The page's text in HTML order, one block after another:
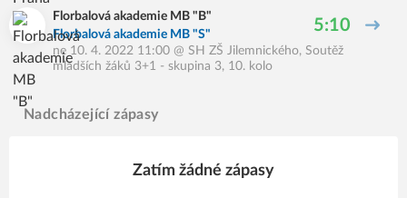
Florbalová akademie MB "B"
Florbalová akademie MB "S"
5:10
ne 10. 4. 2022 11:00 @ SH ZŠ Jilemnického, Soutěž
mladších žáků 3+1 - skupina 3, 10. kolo
Nadcházející zápasy
Zatím žádné zápasy